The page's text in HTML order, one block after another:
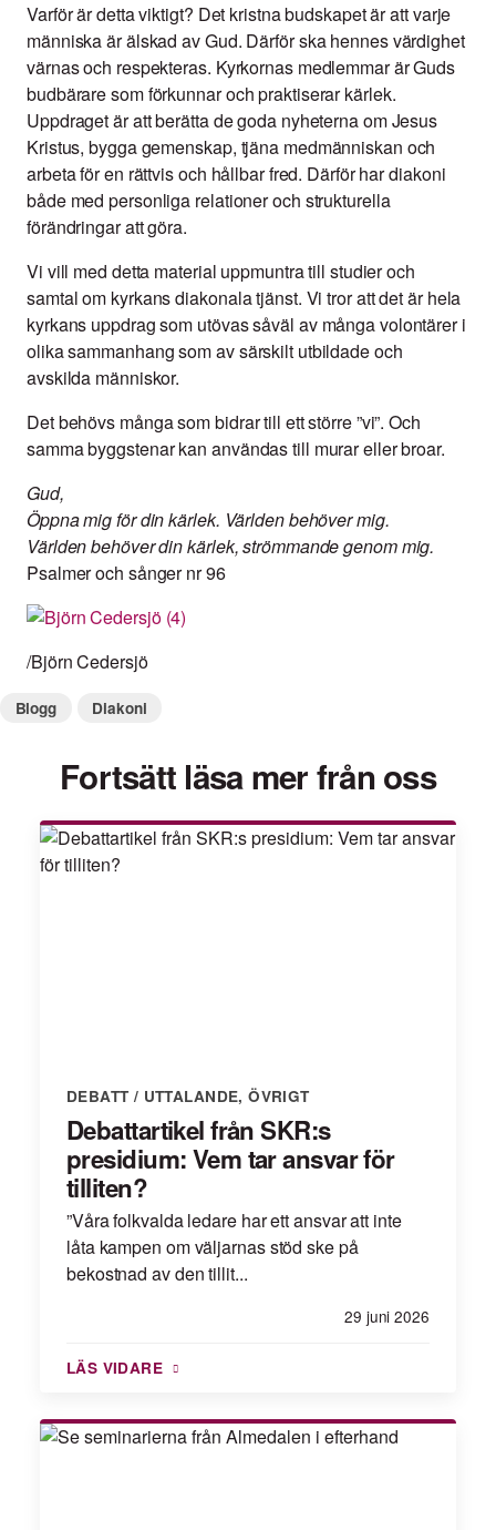
Varför är detta viktigt? Det kristna budskapet är att varje
människa är älskad av Gud. Därför ska hennes värdighet
värnas och respekteras. Kyrkornas medlemmar är Guds
budbärare som förkunnar och praktiserar kärlek.
Uppdraget är att berätta de goda nyheterna om Jesus
Kristus, bygga gemenskap, tjäna medmänniskan och
arbeta för en rättvis och hållbar fred. Därför har diakoni
både med personliga relationer och strukturella
förändringar att göra.
Vi vill med detta material uppmuntra till studier och
samtal om kyrkans diakonala tjänst. Vi tror att det är hela
kyrkans uppdrag som utövas såväl av många volontärer i
olika sammanhang som av särskilt utbildade och
avskilda människor.
Det behövs många som bidrar till ett större ”vi”. Och
samma byggstenar kan användas till murar eller broar.
Gud,
Öppna mig för din kärlek. Världen behöver mig.
Världen behöver din kärlek, strömmande genom mig.
Psalmer och sånger nr 96
/Björn Cedersjö
Blogg Diakoni
Fortsätt läsa mer från oss
DEBATT / UTTALANDE,ÖVRIGT
Debattartikel från SKR:s
presidium: Vem tar ansvar för
tilliten?
29 juni 2026
”Våra folkvalda ledare har ett ansvar att inte
låta kampen om väljarnas stöd ske på
bekostnad av den tillit...
LÄS VIDARE